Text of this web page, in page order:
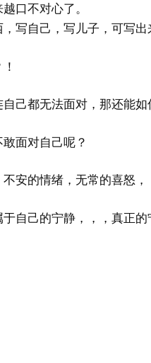
口不对心了。
写自己，写儿子，可写出
己都无法面对，那还能如
面对自己呢？
安的情绪，无常的喜怒
自己的宁静，，，真正的